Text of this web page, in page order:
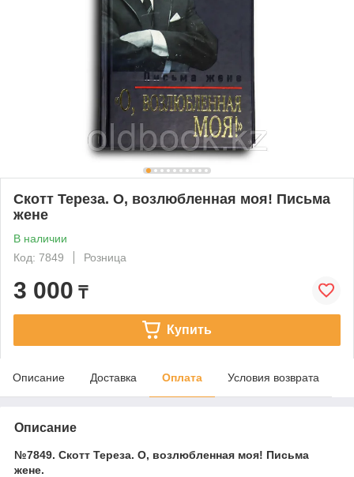
Скотт Тереза. О, возлюбленная моя! Письма
жене
В наличии
Код: 7849
Розница
3 000 ₸
Купить
Описание Доставка Оплата Условия возврата
Описание
№7849. Скотт Тереза. О, возлюбленная моя! Письма
жене.